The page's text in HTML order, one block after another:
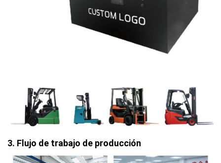
3. Flujo de trabajo de producción